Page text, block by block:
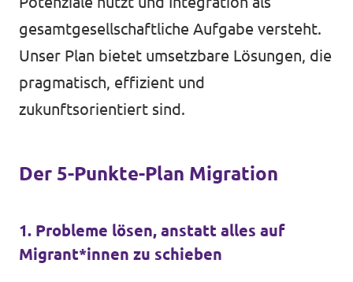
gesamtgesellschaftliche Aufgabe versteht.
Unser Plan bietet umsetzbare Lösungen, die
pragmatisch, effizient und
zukunftsorientiert sind.
Der 5-Punkte-Plan Migration
1. Probleme lösen, anstatt alles auf
Migrant*innen zu schieben